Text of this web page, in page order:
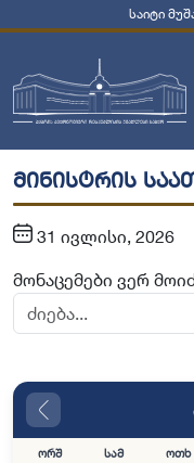
საიტი
მინისტრის
31 ივლისი, 2026
მონაცემები ვერ
ორშ სამ ოთხ